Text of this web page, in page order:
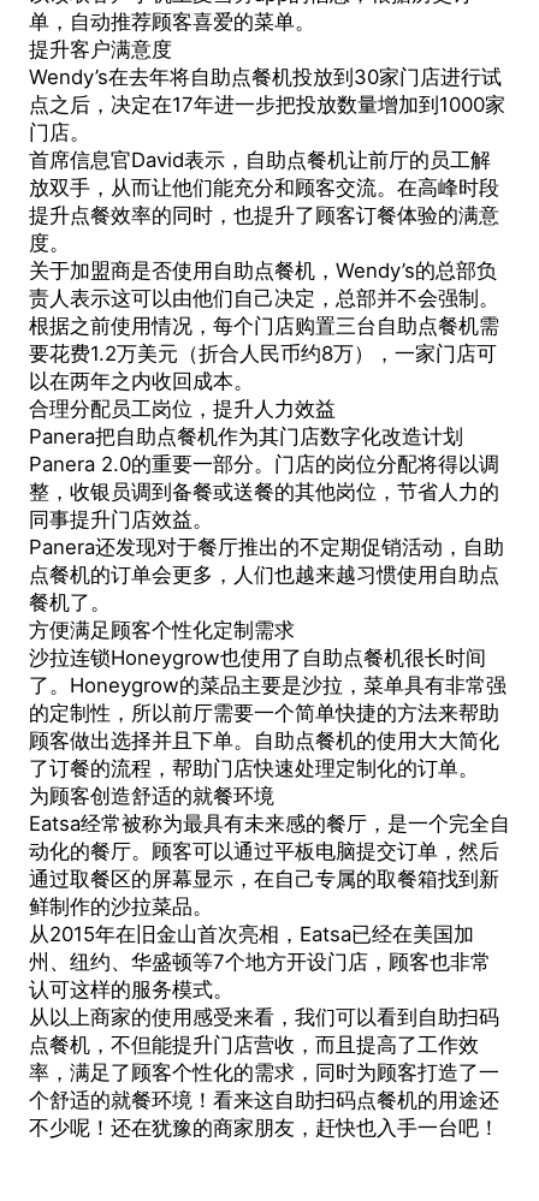
单，自动推荐顾客喜爱的菜单。
提升客户满意度
Wendy’s在去年将自助点餐机投放到30家门店进行试
点之后，决定在17年进一步把投放数量增加到1000家
门店。
首席信息官David表示，自助点餐机让前厅的员工解
放双手，从而让他们能充分和顾客交流。在高峰时段
提升点餐效率的同时，也提升了顾客订餐体验的满意
度。
关于加盟商是否使用自助点餐机，Wendy’s的总部负
责人表示这可以由他们自己决定，总部并不会强制。
根据之前使用情况，每个门店购置三台自助点餐机需
要花费1.2万美元（折合人民币约8万），一家门店可
以在两年之内收回成本。
合理分配员工岗位，提升人力效益
Panera把自助点餐机作为其门店数字化改造计划
Panera 2.0的重要一部分。门店的岗位分配将得以调
整，收银员调到备餐或送餐的其他岗位，节省人力的
同事提升门店效益。
Panera还发现对于餐厅推出的不定期促销活动，自助
点餐机的订单会更多，人们也越来越习惯使用 自助点
餐机了。
方便满足顾客个性化定制需求
沙拉连锁Honeygrow也使用了自助点餐机很长时间
了。Honeygrow的菜品主要是沙拉，菜单具有非常强
的定制性，所以前厅需要一个简单快捷的方法来帮助
顾客做出选择并且下单。自助点餐机的使用大大简化
了订餐的流程，帮助门店快速处理定制化的订单。
为顾客创造舒适的就餐环境
Eatsa经常被称为最具有未来感的餐厅，是一个完全自
动化的餐厅。顾客可以通过平板电脑提交订单，然后
通过取餐区的屏幕显示，在自己专属的取餐箱找到新
鲜制作的沙拉菜品。
从2015年在旧金山首次亮相，Eatsa已经在美国加
州、纽约、华盛顿等7个地方开设门店，顾客也非常
认可这样的服务模式。
从以上商家的使用感受来看，我们可以看到 自助扫码
点餐机，不但能提升门店营收，而且提高了工作效
率，满足了顾客个性化的需求，同时为顾客打造了一
个舒适的就餐环境！看来这自助扫码点餐机的用途还
不少呢！还在犹豫的商家朋友，赶快也入手一台吧！